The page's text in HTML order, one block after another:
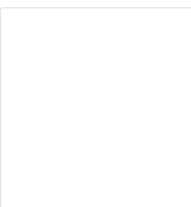
تا مخصوصا برای
ایجاد نشود.معمولا
از شهر ماسوله به
نیز به پائین
سمت ییلاق للندیز
ندارد.